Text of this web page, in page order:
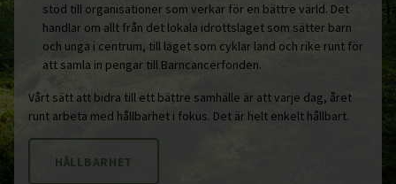
stöd till organisationer som verkar för en bättre värld. Det
handlar om allt från det lokala idrottslaget som sätter barn
och unga i centrum, till laget som cyklar land och rike runt för
att samla in pengar till Barncancerfonden.
Vårt sätt att bidra till ett bättre samhälle är att varje dag, året
runt arbeta med hållbarhet i fokus. Det är helt enkelt hållbart.
HÅLLBARHET